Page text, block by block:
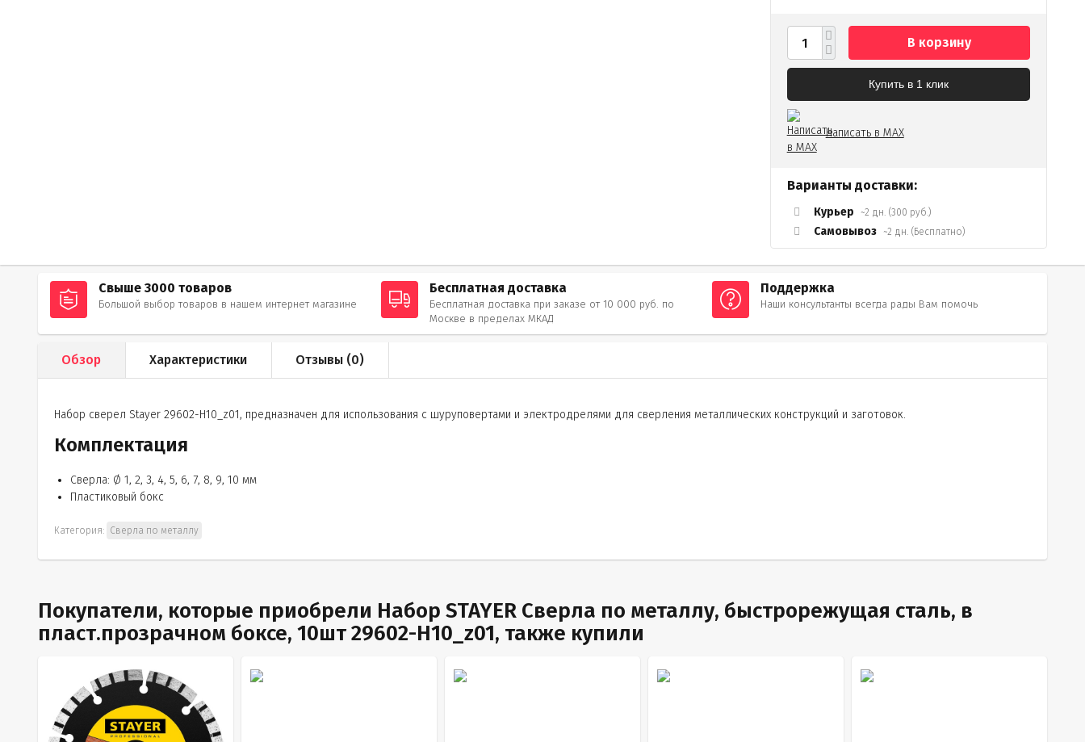
В корзину
Купить в 1 клик
Написать в MAX
Варианты доставки:
Курьер ~2 дн. (300 руб.)
Самовывоз ~2 дн. (Бесплатно)
Свыше 3000 товаров
Большой выбор товаров в нашем интернет магазине
Бесплатная доставка
Бесплатная доставка при заказе от 10 000 руб. по
Москве в пределах МКАД
Поддержка
Наши консультанты всегда рады Вам помочь
Обзор Характеристики Отзывы (0)
Набор сверел Stayer 29602-H10_z01, предназначен для использования с шуруповертами и электродрелями для сверления металлических конструкций и заготовок.
Комплектация
Сверла: Ø 1, 2, 3, 4, 5, 6, 7, 8, 9, 10 мм
Пластиковый бокс
Категория: Сверла по металлу
Покупатели, которые приобрели Набор STAYER Сверла по металлу, быстрорежущая сталь, в
пласт.прозрачном боксе, 10шт 29602-H10_z01, также купили